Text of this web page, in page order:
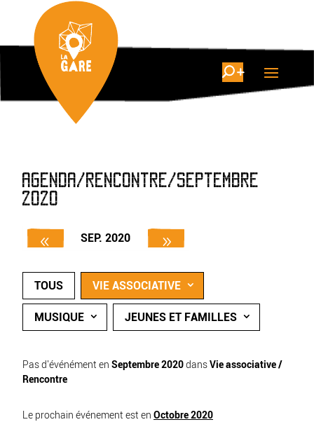
AGENDA/RENCONTRE/SEPTEMBRE
2020
SEP. 2020
TOUS VIE ASSOCIATIVE
MUSIQUE JEUNES ET FAMILLES
Pas d'événément en Septembre 2020dansVie associative /
Rencontre
Le prochain événement est en Octobre 2020